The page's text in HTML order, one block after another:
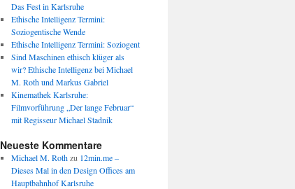
Das Fest in Karlsruhe
Ethische Intelligenz Termini:
Soziogentische Wende
Ethische Intelligenz Termini: Soziogent
Sind Maschinen ethisch klüger als
wir? Ethische Intelligenz bei Michael
M. Roth und Markus Gabriel
Kinemathek Karlsruhe:
Filmvorführung „Der lange Februar“
mit Regisseur Michael Stadnik
Neueste Kommentare
Michael M. Rothzu 12min.me –
Dieses Mal in den Design Offices am
Hauptbahnhof Karlsruhe